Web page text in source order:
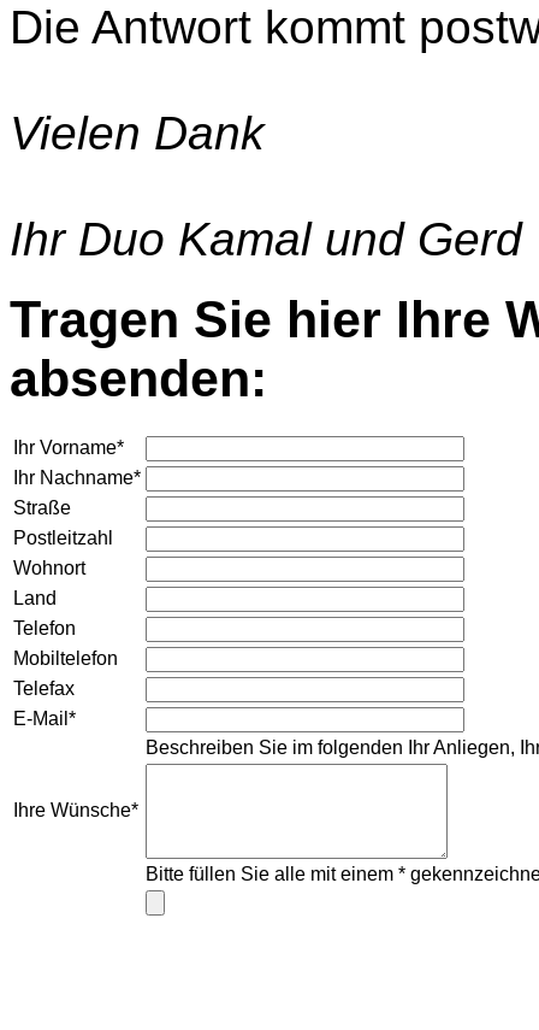
Die Antwort kommt
Vielen Dank
Ihr Duo Kamal und Gerd
Tragen Sie hier Ihre
absenden:
Ihr Vorname*
Ihr Nachname*
Straße
Postleitzahl
Wohnort
Land
Telefon
Mobiltelefon
Telefax
E-Mail*
Beschreiben Sie im folgenden Ihr Anliegen,
Ihre Wünsche*
Bitte füllen Sie alle mit einem *